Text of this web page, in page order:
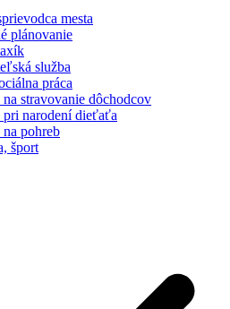
mesta
plánovanie
služba
práca
stravovanie dôchodcov
pri narodení dieťaťa
pohreb
šport